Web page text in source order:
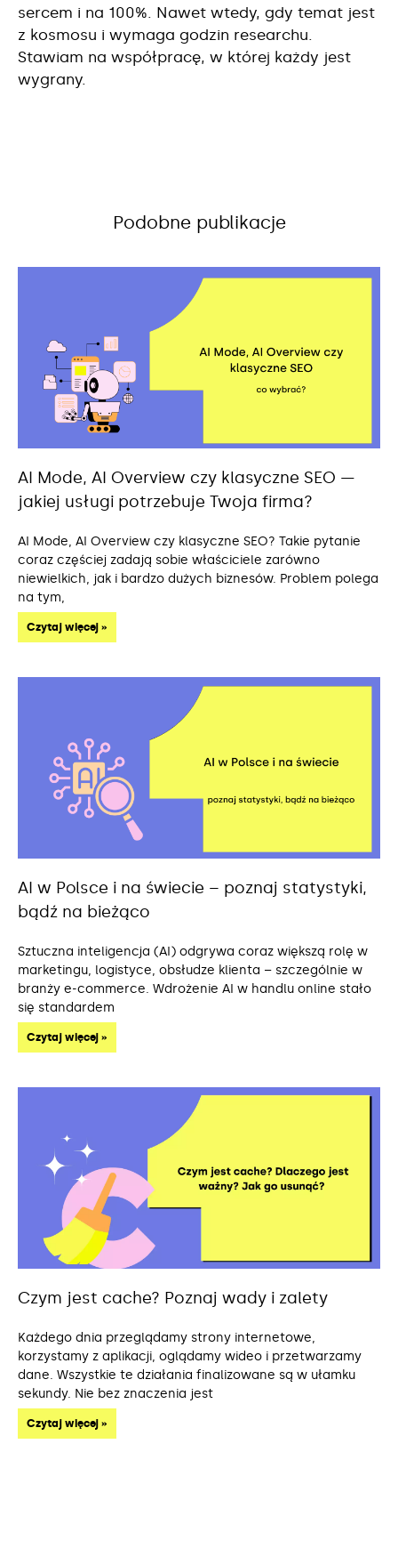
sercem i na 100%. Nawet wtedy, gdy temat jest
z kosmosu i wymaga godzin researchu.
Stawiam na współpracę, w której każdy jest
wygrany.
Podobne publikacje
AI Mode, AI Overview czy klasyczne SEO —
jakiej usługi potrzebuje Twoja firma?
AI Mode, AI Overview czy klasyczne SEO? Takie pytanie
coraz częściej zadają sobie właściciele zarówno
niewielkich, jak i bardzo dużych biznesów. Problem polega
na tym,
Czytaj więcej »
AI w Polsce i na świecie – poznaj statystyki,
bądź na bieżąco
Sztuczna inteligencja (AI) odgrywa coraz większą rolę w
marketingu, logistyce, obsłudze klienta – szczególnie w
branży e-commerce. Wdrożenie AI w handlu online stało
się standardem
Czytaj więcej »
Czym jest cache? Poznaj wady i zalety
Każdego dnia przeglądamy strony internetowe,
korzystamy z aplikacji, oglądamy wideo i przetwarzamy
dane. Wszystkie te działania finalizowane są w ułamku
sekundy. Nie bez znaczenia jest
Czytaj więcej »